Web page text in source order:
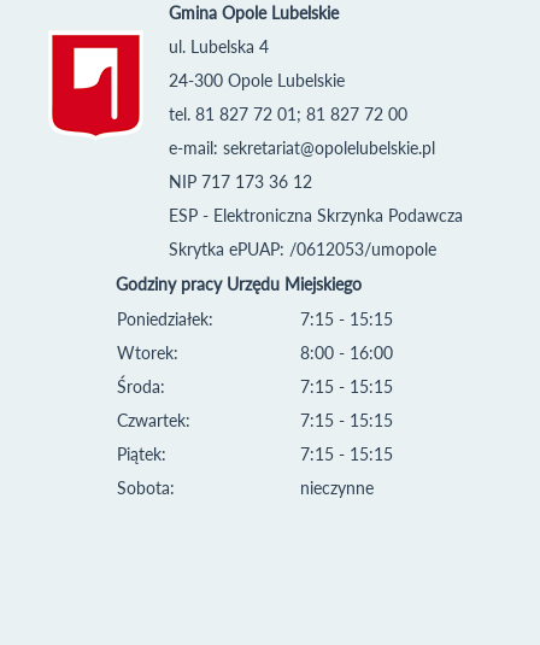
Gmina Opole Lubelskie
ul. Lubelska 4
24-300 Opole Lubelskie
tel. 81 827 72 01; 81 827 72 00
e-mail: sekretariat@opolelubelskie.pl
NIP 717 173 36 12
ESP - Elektroniczna Skrzynka Podawcza
Skrytka ePUAP: /0612053/umopole
Godziny pracy Urzędu Miejskiego
Poniedziałek:
Wtorek:
Środa:
Czwartek:
Piątek:
Sobota:
7:15 - 15:15
8:00 - 16:00
7:15 - 15:15
7:15 - 15:15
7:15 - 15:15
nieczynne